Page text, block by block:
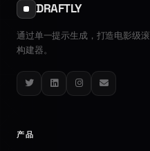
DRAFTLY
通过单一提示生成，打造电影级
构建器。
TwitterLinkedInInstagram
Email
产品